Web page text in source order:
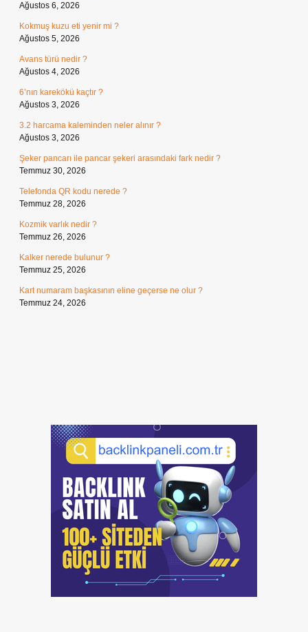
Ağustos 6, 2026
Kokmuş kuzu eti yenir mi ?
Ağustos 5, 2026
Avans türü nedir ?
Ağustos 4, 2026
6’nın karekökü kaçtır ?
Ağustos 3, 2026
3.2 harcama kaleminden neler alınır ?
Ağustos 3, 2026
Şeker pancarı ile pancar şekeri arasındaki fark nedir ?
Temmuz 30, 2026
Telefonda QR kodu nerede ?
Temmuz 28, 2026
Kozmik varlık nedir ?
Temmuz 26, 2026
Kalker nerede bulunur ?
Temmuz 25, 2026
Kart numaram başkasının eline geçerse ne olur ?
Temmuz 24, 2026